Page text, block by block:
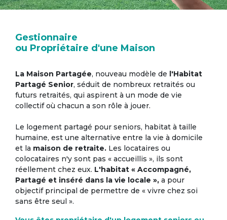
Gestionnaire
ou Propriétaire d'une Maison
La Maison Partagée, nouveau modèle de l'Habitat
Partagé Senior, séduit de nombreux retraités ou
futurs retraités, qui aspirent à un mode de vie
collectif où chacun a son rôle à jouer.
Le logement partagé pour seniors, habitat à taille
humaine, est une alternative entre la vie à domicile
et la maison de retraite. Les locataires ou
colocataires n'y sont pas « accueillis », ils sont
réellement chez eux. L'habitat « Accompagné,
Partagé et inséré dans la vie locale », a pour
objectif principal de permettre de « vivre chez soi
sans être seul ».